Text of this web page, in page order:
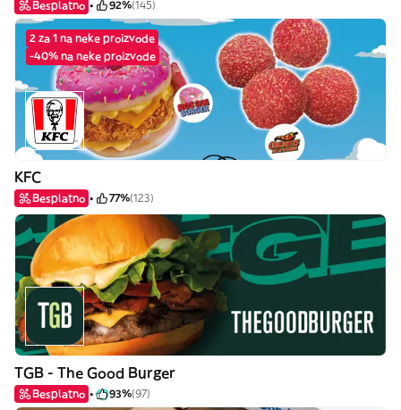
Besplatno 92%(145)
2 za 1 na neke proizvode
-40% na neke proizvode
KFC
Besplatno 77%(123)
TGB - The Good Burger
Besplatno 93%(97)